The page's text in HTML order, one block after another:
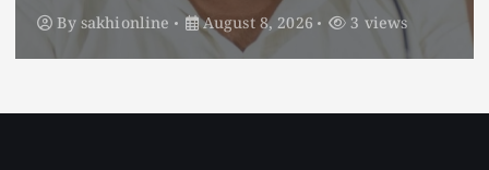
By sakhionline August 8, 2026 5 views